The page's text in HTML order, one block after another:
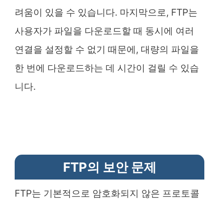
려움이 있을 수 있습니다. 마지막으로, FTP는
사용자가 파일을 다운로드할 때 동시에 여러
연결을 설정할 수 없기 때문에, 대량의 파일을
한 번에 다운로드하는 데 시간이 걸릴 수 있습
니다.
FTP의 보안 문제
FTP는 기본적으로 암호화되지 않은 프로토콜